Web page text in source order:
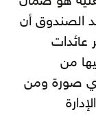
الصندوق أن
عائدات
من
صورة ومن